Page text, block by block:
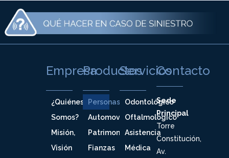
Empresa
¿Quiénes
Somos?
Misión,
Visión
Productos
Personas
Automovil
Patrimoniales
Fianzas
Servicios
Odontológico
Oftalmológico
Asistencia
Médica
Contacto
Sede
Principal
Torre
Constitución,
Av.